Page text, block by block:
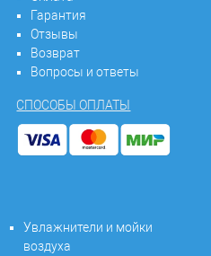
Гарантия
Отзывы
Возврат
Вопросы и ответы
СПОСОБЫ ОПЛАТЫ
Увлажнители и мойки
воздуха